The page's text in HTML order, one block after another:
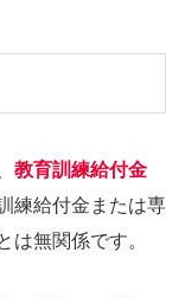
教育訓練給付金
練給付金または専
は無関係です。